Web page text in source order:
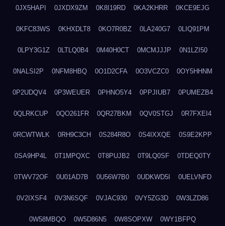
0JX5HAPI 0JXDX9ZM 0K8I19RD 0KA2KHRR 0KCE9EJG
0KFC83WS 0KHXDLT8 0KO7R0BZ 0LA240G7 0LIQ91PM
0LPY3G1Z 0LTLQ0B4 0M40H0CT 0MCMJJJP 0N1LZI50
0NALSI2P 0NFM8HBQ 0O1D2CFA 0O3VCZC0 0OY5HHNM
0P2UDQV4 0P3WEUER 0PHNO5Y4 0PPJIUB7 0PUMEZB4
0QLRKCUP 0QO261FR 0QR27BKM 0QV0STGJ 0R7FXEI4
0RCWTWLK 0RH9C3CH 0S284R8O 0S4IXXQE 0S9E2KPP
0SA9HP4L 0T1MPQXC 0T8PUJB2 0T9LQ0SF 0TDEQ0TY
0TWV72OF 0U01AD7B 0U56W7B0 0UDKWD5I 0UELVNFD
0V2IXSF4 0V3N6SQF 0VJAC930 0VY5ZG3D 0W3LZD86
0W58MBQO 0W5D86N5 0W8SOPXW 0WY1BFPQ